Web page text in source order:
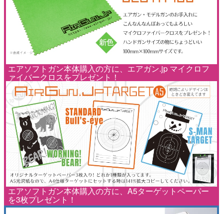
エアソフトガン本体購入の方に、エアガン.jp マイクロフ
ァイバークロスをプレゼント！
エアソフトガン本体購入の方に、A5ターゲットペーパー
を3枚プレゼント！